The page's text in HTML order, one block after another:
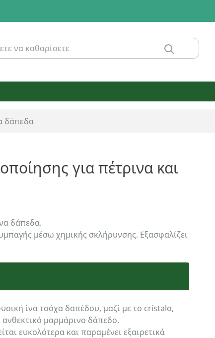
δάπεδα
για πέτρινα και
δάπεδα.
μέσω χημικής σκλήρυνσης. Εξασφαλίζει
ίνα τσόχα δαπέδου, μαζί με το cristalo,
ανθεκτικό μαρμάρινο δάπεδο.
ευκολότερα και παραμένει εξαιρετικά